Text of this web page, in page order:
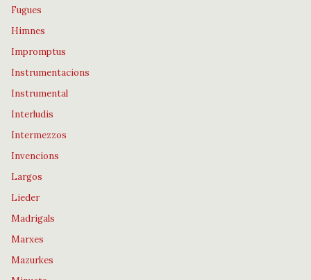
Fugues
Himnes
Impromptus
Instrumentacions
Instrumental
Interludis
Intermezzos
Invencions
Largos
Lieder
Madrigals
Marxes
Mazurkes